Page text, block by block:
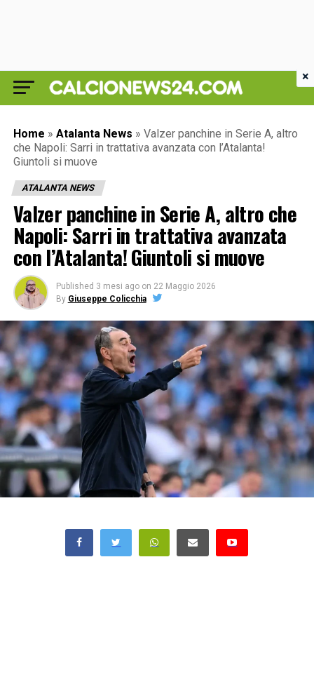
Home » Atalanta News » Valzer panchine in Serie A, altro
che Napoli: Sarri in trattativa avanzata con l’Atalanta!
Giuntoli si muove
ATALANTA NEWS
Valzer panchine in Serie A, altro che
Napoli: Sarri in trattativa avanzata
con l’Atalanta! Giuntoli si muove
Published 3 mesi ago on 22 Maggio 2026
By Giuseppe Colicchia
×